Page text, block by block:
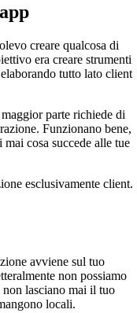
creare qualcosa di
era creare strumenti
tutto lato client
parte richiede di
Funzionano bene,
cosa succede alle tue
esclusivamente client.
avviene sul tuo
non possiamo
non lasciano mai il tuo
locali.